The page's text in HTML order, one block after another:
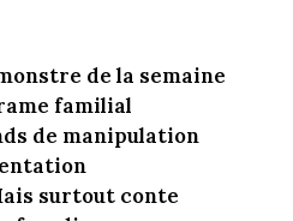
de la semaine
familial
de manipulation
surtout conte